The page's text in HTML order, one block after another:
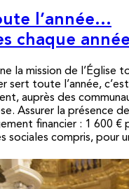
l’année…
chaque année
la mission de l’Église
sert toute l’année,
auprès des
Assurer la présence
financier : 1 600 €
sociales compris, pour